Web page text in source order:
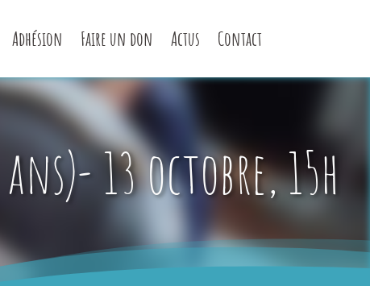
Adhésion Faire un don Actus Contact
13 octobre, 15h